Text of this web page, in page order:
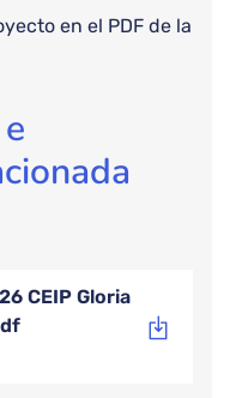
en el PDF de la
CEIP Gloria